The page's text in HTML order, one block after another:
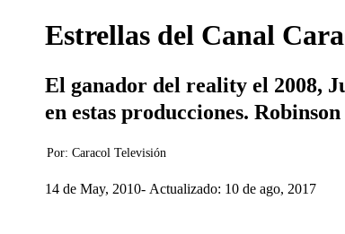
Estrellas del Canal
El ganador del reality el 2008,
en estas producciones.
Por: Caracol Televisión
14 de May, 2010 Actualizado: 10 de ago, 2017